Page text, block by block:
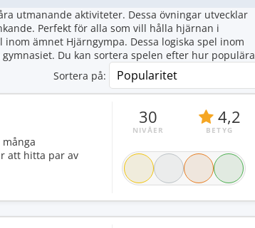
utmanande aktiviteter. Dessa övningar utvecklar
Perfekt för alla som vill hålla hjärnan i
ämnet Hjärngympa. Dessa logiska spel inom
Du kan sortera spelen efter hur populära
Sortera på:
att hitta par av
30
NIVÅER
4,2
BETYG